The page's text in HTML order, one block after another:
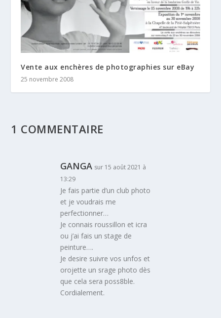
Vente aux enchères de photographies sur eBay
25 novembre 2008
1 COMMENTAIRE
GANGA sur 15 août 2021 à
13:29
Je fais partie d’un club photo
et je voudrais me
perfectionner…
Je connais roussillon et icra
ou j’ai fais un stage de
peinture….
Je desire suivre vos unfos et
orojette un srage photo dès
que cela sera poss8ble.
Cordialement.